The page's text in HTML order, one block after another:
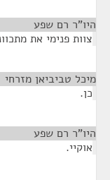
היו"ר רם שפע
צוות פנימי את
מיכל טביביאן מזרחי
כן.
היו"ר רם שפע
אוקיי.